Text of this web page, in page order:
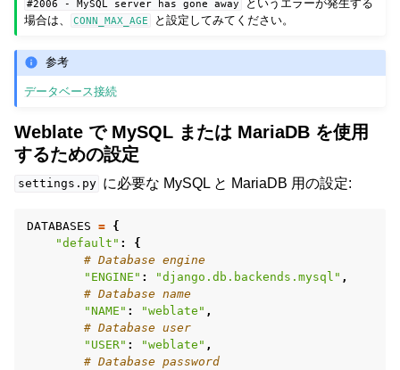
#2006 - MySQL server has gone away
というエラーが発生する
場合は、
CONN_MAX_AGE と設定してみてください。
参考
データベース接続
Weblate で MySQL または MariaDB を使用
するための設定
settings.py に必要な MySQL と MariaDB 用の設定:
DATABASES = {
"default" :
{
# Database engine
"ENGINE" : "django.db.backends.mysql" ,
# Database name
"NAME" : "weblate" ,
# Database user
"USER" : "weblate" ,
# Database password